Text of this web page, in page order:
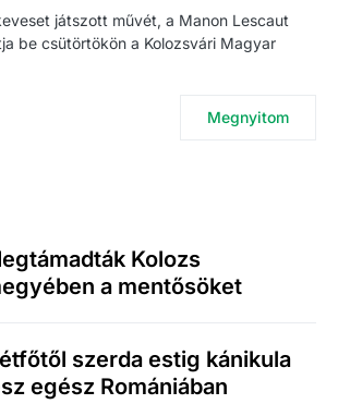
játszott művét, a Manon Lescaut
be csütörtökön a Kolozsvári Magyar
Megnyitom
Kolozs
a mentősöket
szerda estig kánikula
egész Romániában